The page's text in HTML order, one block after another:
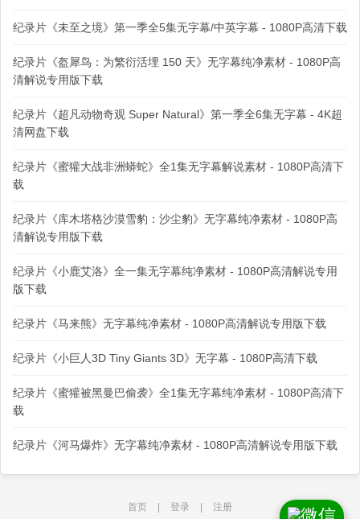
纪录片《未至之境》第一季全5集无字幕/中英字幕 - 1080P高清下载
纪录片《盔犀鸟：为繁衍活埋 150 天》无字幕纯净素材 - 1080P高
清解说专用版下载
纪录片《超凡动物奇观 Super Natural》第一季全6集无字幕 - 4K超
清网盘下载
纪录片《蜜獾大战非洲蟒蛇》全1集无字幕解说素材 - 1080P高清下
载
纪录片《库木塔格沙漠雪豹：沙尘豹》无字幕纯净素材 - 1080P高
清解说专用版下载
纪录片《小鹿艾洛》全一集无字幕纯净素材 - 1080P高清解说专用
版下载
纪录片《马来熊》无字幕纯净素材 - 1080P高清解说专用版下载
纪录片《小巨人3D Tiny Giants 3D》无字幕 - 1080P高清下载
纪录片《蜜獾被黑曼巴偷袭》全1集无字幕纯净素材 - 1080P高清下
载
纪录片《河马爆炸》无字幕纯净素材 - 1080P高清解说专用版下载
首页 登录 注册